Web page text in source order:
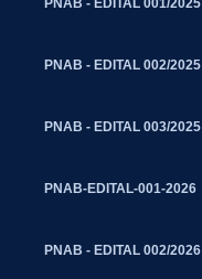
PNAB - EDITAL 002/2025
PNAB - EDITAL 003/2025
PNAB-EDITAL-001-2026
PNAB - EDITAL 002/2026